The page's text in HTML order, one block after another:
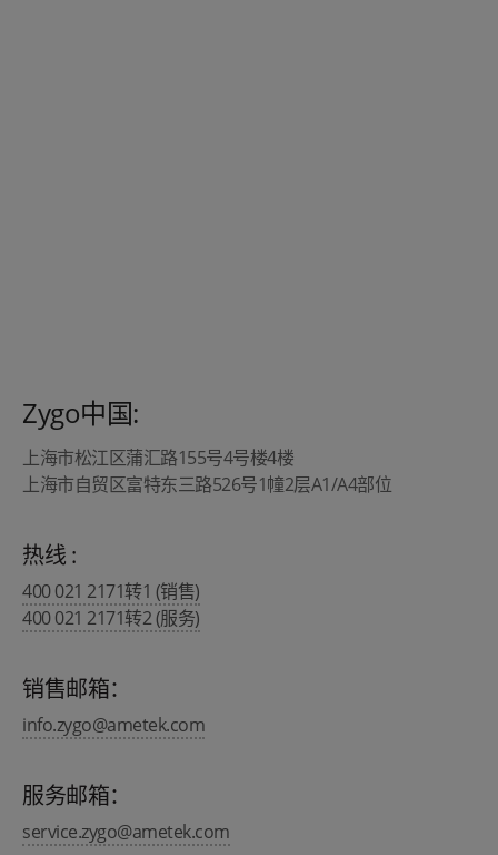
Zygo中国:
上海市松江区蒲汇路155号4号楼4楼
上海市自贸区富特东三路526号1幢2层A1/A4部位
热线 :
400 021 2171转1 (销售)
400 021 2171转2 (服务)
销售邮箱：
info.zygo@ametek.com
服务邮箱：
service.zygo@ametek.com